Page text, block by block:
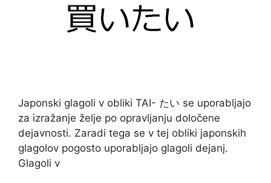
Japonski glagoli v obliki TAI- たい se uporabljajo
za izražanje želje po opravljanju določene
dejavnosti. Zaradi tega se v tej obliki japonskih
glagolov pogosto uporabljajo glagoli dejanj.
Glagoli v